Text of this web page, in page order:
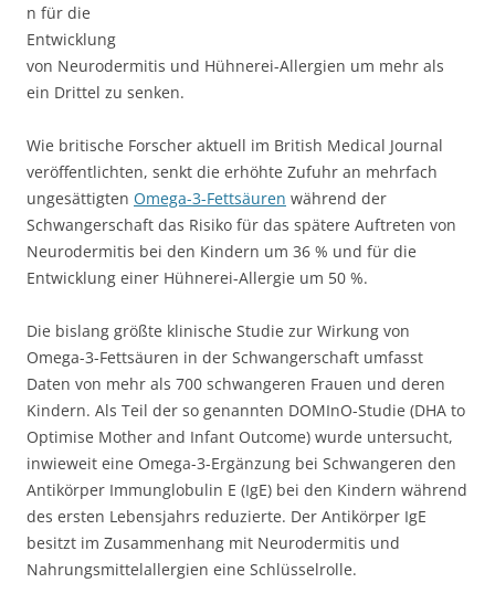
n für die
Entwicklung
von Neurodermitis und Hühnerei-Allergien um mehr als
ein Drittel zu senken.
Wie britische Forscher aktuell im British Medical Journal
veröffentlichten, senkt die erhöhte Zufuhr an mehrfach
ungesättigten Omega-3-Fettsäuren während der
Schwangerschaft das Risiko für das spätere Auftreten von
Neurodermitis bei den Kindern um 36 % und für die
Entwicklung einer Hühnerei-Allergie um 50 %.
Die bislang größte klinische Studie zur Wirkung von
Omega-3-Fettsäuren in der Schwangerschaft umfasst
Daten von mehr als 700 schwangeren Frauen und deren
Kindern. Als Teil der so genannten DOMInO-Studie (DHA to
Optimise Mother and Infant Outcome) wurde untersucht,
inwieweit eine Omega-3-Ergänzung bei Schwangeren den
Antikörper Immunglobulin E (IgE) bei den Kindern während
des ersten Lebensjahrs reduzierte. Der Antikörper IgE
besitzt im Zusammenhang mit Neurodermitis und
Nahrungsmittelallergien eine Schlüsselrolle.